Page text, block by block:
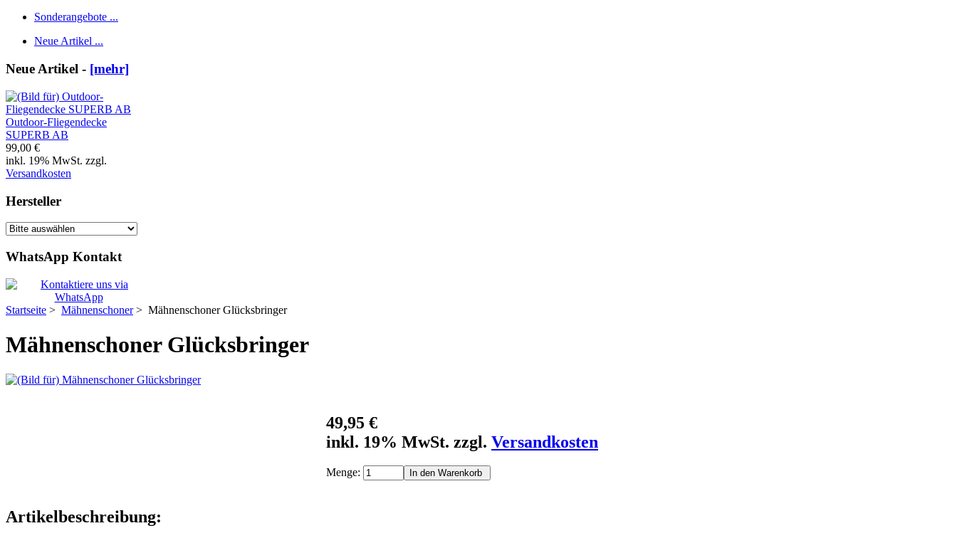
Sonderangebote ...
Neue Artikel ...
Neue Artikel - [mehr]
Outdoor-Fliegendecke
SUPERB AB
99,00 €
inkl. 19% MwSt. zzgl.
Versandkosten
Hersteller
WhatsApp Kontakt
Startseite > Mähnenschoner> Mähnenschoner Glücksbringer
Mähnenschoner Glücksbringer
49,95 €
inkl. 19% MwSt. zzgl. Versandkosten
Menge:
Artikelbeschreibung: